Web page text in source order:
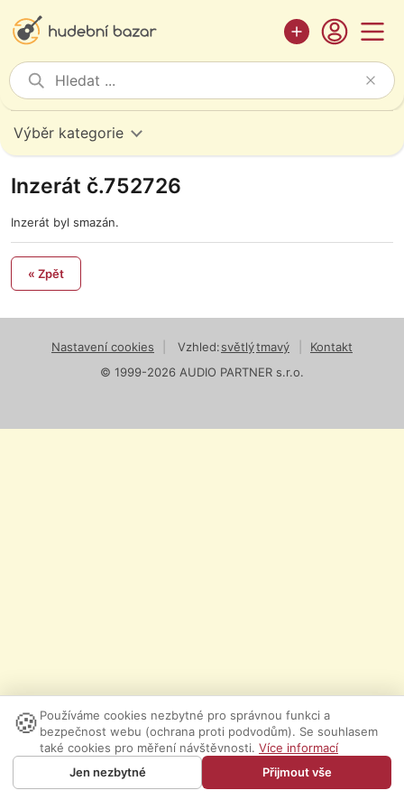
Výběr kategorie
Inzerát č.752726
Inzerát byl smazán.
« Zpět
Nastavení cookies Vzhled:světlýtmavý
Kontakt
© 1999-2026 AUDIO PARTNER s.r.o.
🍪 Používáme cookies nezbytné pro správnou funkci a
bezpečnost webu (ochrana proti podvodům). Se souhlasem
také cookies pro měření návštěvnosti. Více informací
Jen nezbytné
Přijmout vše